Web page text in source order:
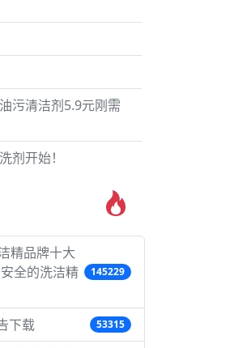
污清洁剂5.9元刚需
剂开始！
精品牌十大
全的洗洁精
145229
下载 53315